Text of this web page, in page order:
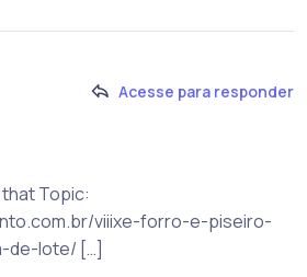
Acesse para responder
Topic:
viiixe-forro-e-piseiro-
de-lote/ […]